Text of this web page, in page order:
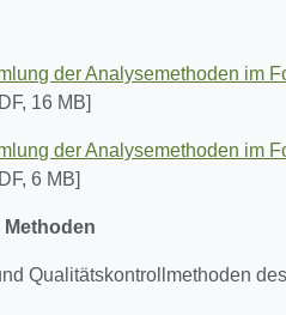
der Analysemethoden im
16 MB]
der Analysemethoden im
6 MB]
Qualitätskontrollmethoden